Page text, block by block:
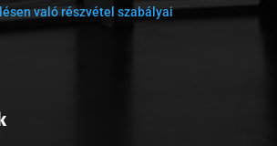
való részvétel szabályai